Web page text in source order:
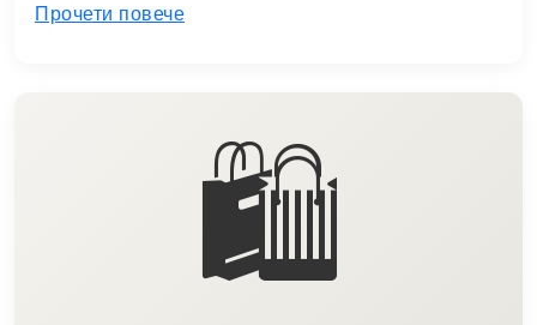
Прочети повече
🛍️